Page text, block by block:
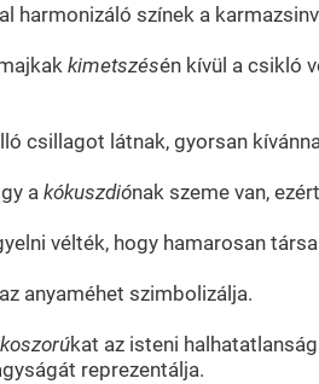
harmonizáló színek a
kimetszésén kívül a csikló
csillagot látnak, gyorsan
a kókuszdiónak szeme van,
vélték, hogy hamarosan
anyaméhet szimbolizálja.
koszorúkat az isteni
reprezentálja.